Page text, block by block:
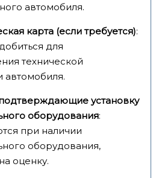
автомобиля.
карта (если требуется):
для
технической
автомобиля.
установку
оборудования:
при наличии
оборудования,
оценку.